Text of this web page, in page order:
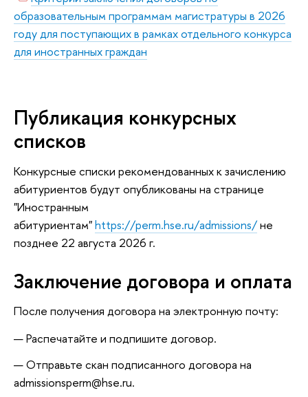
образовательным программам магистратуры в 2026
году для поступающих в рамках отдельного конкурса
для иностранных граждан
Публикация конкурсных
списков
Конкурсные списки рекомендованных к зачислению
абитуриентов будут опубликованы на странице
"Иностранным
абитуриентам"https://perm.hse.ru/admissions/не
позднее 22 августа 2026 г.
Заключение договора и оплата
После получения договора на электронную почту:
Распечатайте и подпишите договор.
Отправьте скан подписанного договора на
admissionsperm@hse.ru.